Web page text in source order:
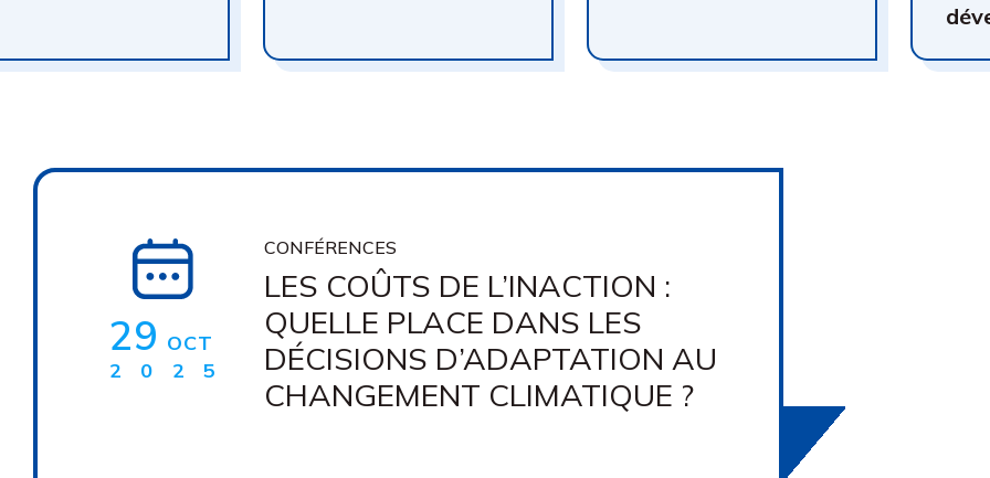
29 OCT
2025
CONFÉRENCES
LES COÛTS DE L’INACTION :
QUELLE PLACE DANS LES
DÉCISIONS D’ADAPTATION AU
CHANGEMENT CLIMATIQUE ?